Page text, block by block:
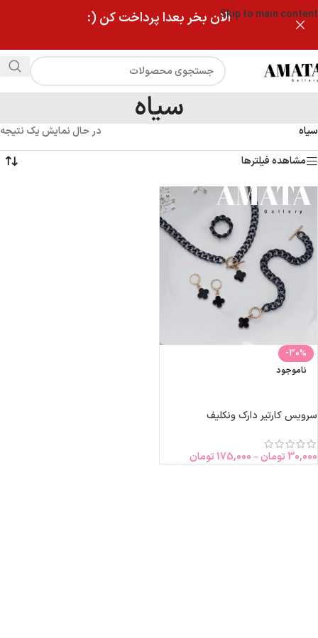
Skip to main contentالان بخر بعدا پرداخت کن (:
سیاه
سیاه
در حال نمایش یک نتیجه
مشاهده فیلترها
-30%
ناموجود
سرویس کارتیر دارک ونکلیف
30,000 تومان–
175,000 تومان